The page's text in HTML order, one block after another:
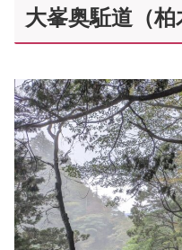
大峯奥駈道（